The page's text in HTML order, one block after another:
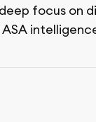
focus on